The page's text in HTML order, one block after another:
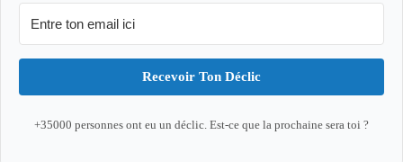
Recevoir Ton Déclic
+35000 personnes ont eu un déclic. Est-ce que la prochaine sera toi ?